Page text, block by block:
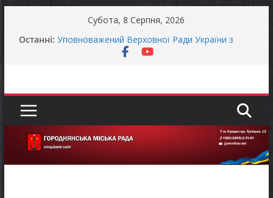
Субота, 8 Серпня, 2026
Останні: Уповноважений Верховної Ради України з
прав людини проводить опитування щодо
МОВЧАННЯ
Як отримати компенсацію за товари, придбані
для ветеранського бізнесу